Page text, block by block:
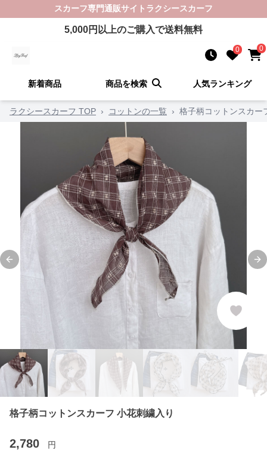
スカーフ専門通販サイト ラクシースカーフ
5,000円以上のご購入で送料無料
0 0
新着商品 商品を検索 人気ランキング
ラクシースカーフ TOP › コットンの一覧 › 格子柄コットンスカー
Previous slide
格子柄コットンスカーフ 小花刺繍入り
2,780 円